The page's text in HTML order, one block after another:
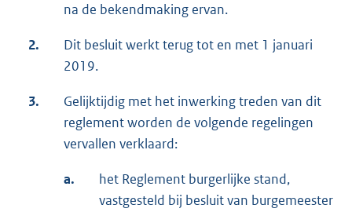
na de bekendmaking ervan.
2.
Dit besluit werkt terug tot en met 1 januari
2019.
3.
Gelijktijdig met het inwerking treden van dit
reglement worden de volgende regelingen
vervallen verklaard:
a.
het Reglement burgerlijke stand,
vastgesteld bij besluit van burgemeester